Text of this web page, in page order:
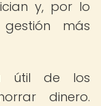
y, por lo
más
útil de los
dinero.